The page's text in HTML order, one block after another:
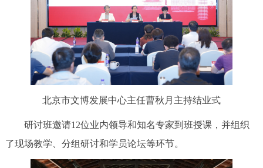
北京市文博发展中心主任曹秋月主持结业式
研讨班邀请12位业内领导和知名专家到班授课，并组织
了现场教学、分组研讨和学员论坛等环节。